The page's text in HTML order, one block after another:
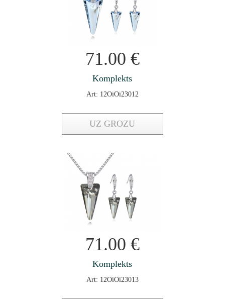
71.00 €
Komplekts
Art: 12OiOi23012
UZ GROZU
71.00 €
Komplekts
Art: 12OiOi23013